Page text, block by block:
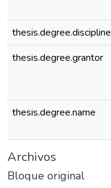
thesis.degree.discipline
thesis.degree.grantor
thesis.degree.name
Archivos
Bloque original